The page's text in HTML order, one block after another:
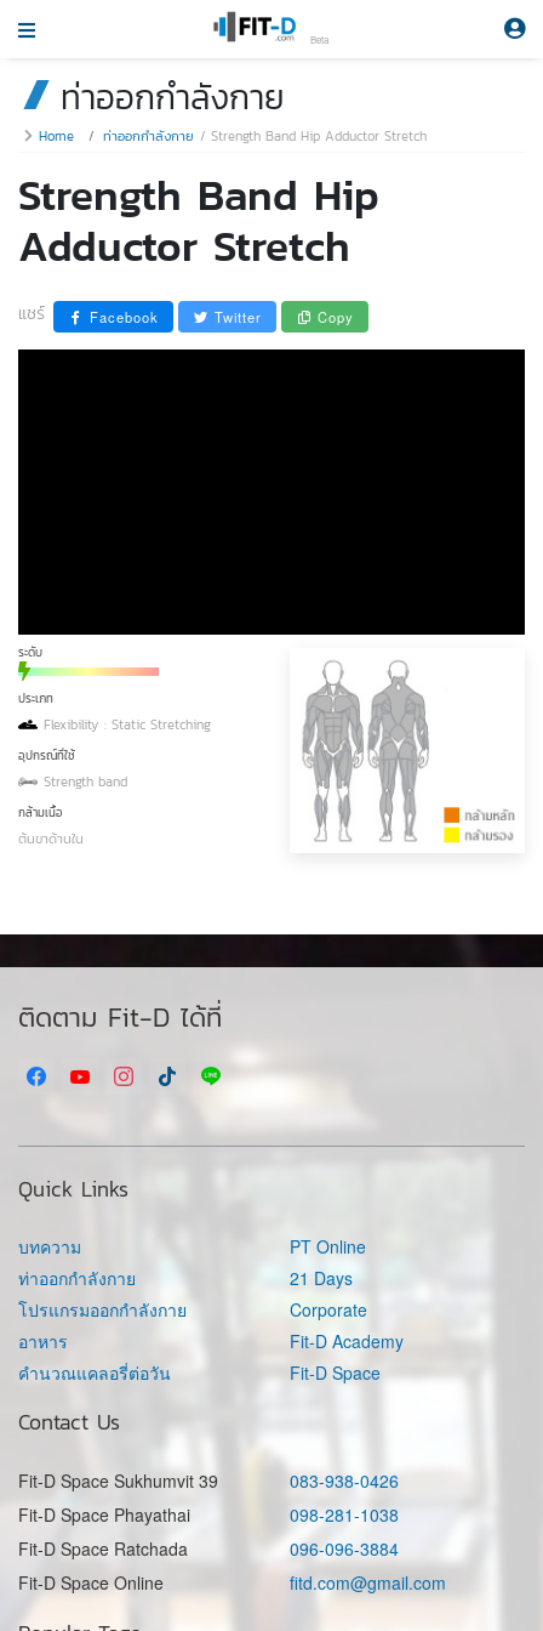
Beta
ท่าออกกำลังกาย
Home ท่าออกกำลังกาย Strength Band Hip Adductor Stretch
Strength Band Hip
Adductor Stretch
แชร์ Facebook Twitter Copy
ระดับ
ประเภท
Flexibility : Static Stretching
อุปกรณ์ที่ใช้
Strength band
กล้ามเนื้อ
ต้นขาด้านใน
ติดตาม Fit-D ได้ที่
Quick Links
บทความ
ท่าออกกำลังกาย
โปรแกรมออกกำลังกาย
อาหาร
คำนวณแคลอรี่ต่อวัน
PT Online
21 Days
Corporate
Fit-D Academy
Fit-D Space
Contact Us
Fit-D Space Sukhumvit 39
083-938-0426
Fit-D Space Phayathai
098-281-1038
Fit-D Space Ratchada
096-096-3884
Fit-D Space Online
fitd.com@gmail.com